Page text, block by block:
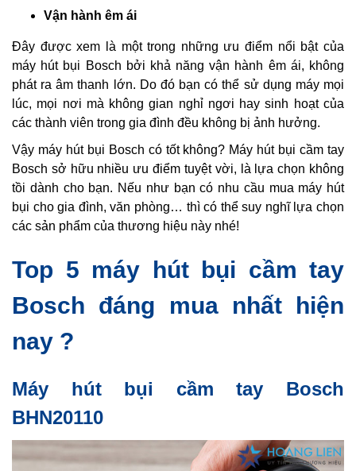
Vận hành êm ái
Đây được xem là một trong những ưu điểm nổi bật của
máy hút bụi Bosch bởi khả năng vận hành êm ái, không
phát ra âm thanh lớn. Do đó bạn có thể sử dụng máy mọi
lúc, mọi nơi mà không gian nghỉ ngơi hay sinh hoạt của
các thành viên trong gia đình đều không bị ảnh hưởng.
Vậy máy hút bụi Bosch có tốt không? Máy hút bụi cầm tay
Bosch sở hữu nhiều ưu điểm tuyệt vời, là lựa chọn không
tồi dành cho bạn. Nếu như bạn có nhu cầu mua máy hút
bụi cho gia đình, văn phòng… thì có thể suy nghĩ lựa chọn
các sản phẩm của thương hiệu này nhé!
Top 5 máy hút bụi cầm tay
Bosch đáng mua nhất hiện
nay ?
Máy hút bụi cầm tay Bosch
BHN20110